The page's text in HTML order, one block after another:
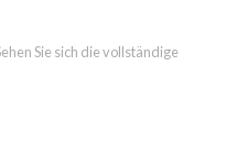
Sie sich die vollständige